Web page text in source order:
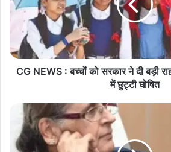
को
सरकार
बड़ी
राहत,
स्कूलों
छुट्टी
CG NEWS : बच्चों को सरकार ने दी बड़ी
में छुट्टी घोषित
छत्तीसगढ़
यूनिफार्म
सिविल
कोड